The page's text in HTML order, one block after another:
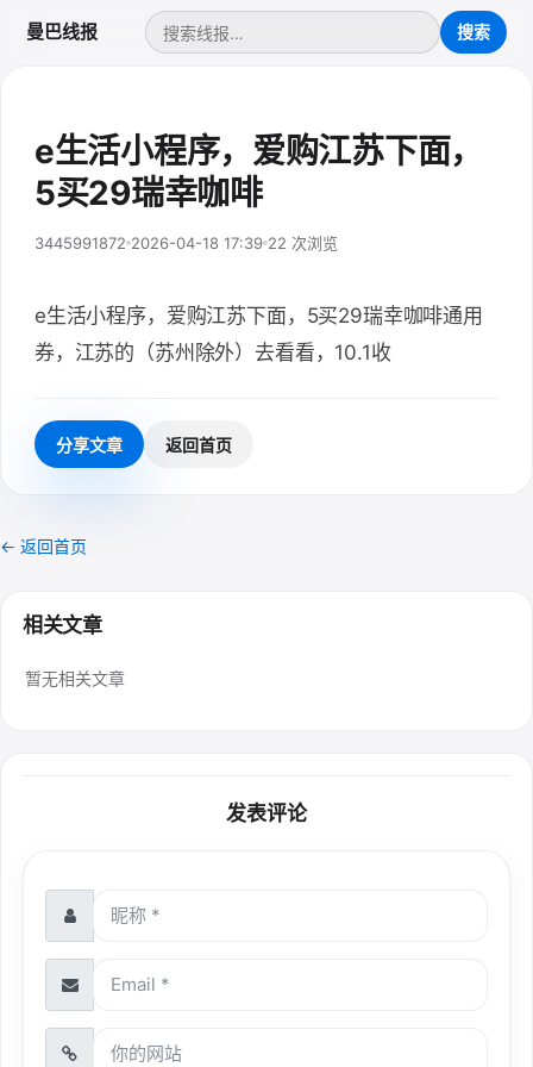
曼巴线报
e生活小程序，爱购江苏下面，
5买29瑞幸咖啡
3445991872 2026-04-18 17:39 22 次浏览
e生活小程序，爱购江苏下面，5买29瑞幸咖啡通用
券，江苏的（苏州除外）去看看，10.1收
分享文章 返回首页
← 返回首页
相关文章
暂无相关文章
发表评论